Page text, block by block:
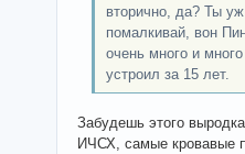
вторично, да? Ты
помалкивай, вон
очень много и
устроил за 15 лет.
Забудешь этого
ИЧСХ, самые кровавые